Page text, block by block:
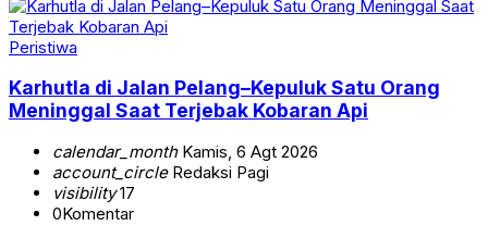
Peristiwa
Karhutla di Jalan Pelang–Kepuluk Satu Orang
Meninggal Saat Terjebak Kobaran Api
calendar_monthKamis, 6 Agt 2026
account_circleRedaksi Pagi
visibility17
0Komentar